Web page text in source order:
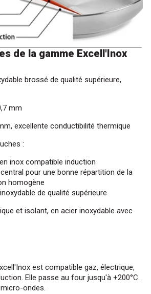
de la gamme Excell'Inox
brossé de qualité supérieure,
mm
excellente conductibilité thermique
:
inox compatible induction
pour une bonne répartition de la
homogène
de qualité supérieure
et isolant, en acier inoxydable avec
est compatible gaz, électrique,
Elle passe au four jusqu'à +200°C.
ondes.